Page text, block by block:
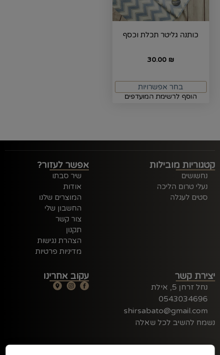
כותנה גליטר תכלת וכסף
30.00 ₪
בחר אפשרויות
הוסף לרשימת המועדפים
יצירת קשר
נחל זרחן 5, אילת
0543034696
shirsabato@gmail.com
נשמח להשיב לכל שאלה
אפשר לעזור?
שיר סבתו
אודות
המוצרים שלנו
החשבון שלי
צור קשר
תקנון
הצהרת נגישות
מדיניות פרטיות
קטגוריות מובילות
נחשושים
נעלי טרום הליכה
סטים לעגלה
עקוב אחרינו